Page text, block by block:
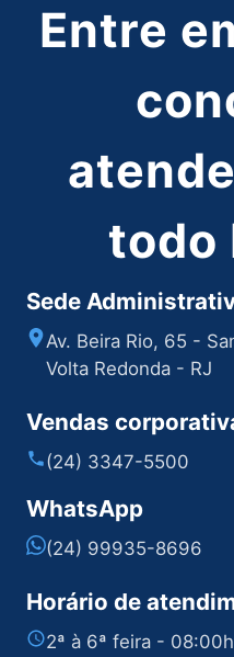
Entre
todo
Sede
Av. Beira Rio, 65 -
Volta Redonda - RJ
Vendas
(24) 3347-5500
WhatsApp
(24) 99935-8696
Horário de
2ª à 6ª feira -